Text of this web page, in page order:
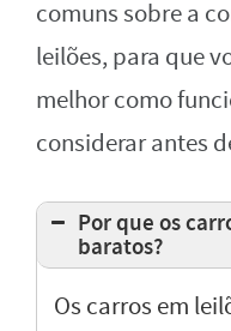
comuns sobre a
leilões, para que
melhor como
considerar antes
Por que os
baratos?
Os carros em